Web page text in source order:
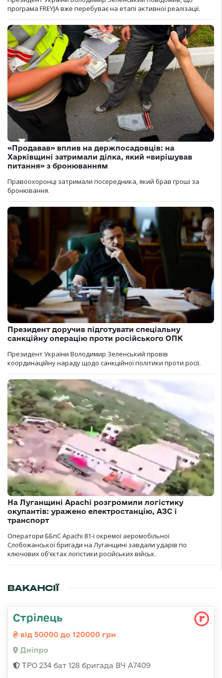
програма FREYJA вже перебуває на етапі активної реалізації.
«Продавав» вплив на держпосадовців: на
Харківщині затримали ділка, який «вирішував
питання» з бронюванням
Правоохоронці затримали посередника, який брав гроші за
бронювання.
Президент доручив підготувати спеціальну
санкційну операцію проти російського ОПК
Президент України Володимир Зеленський провів
координаційну нараду щодо санкційної політики проти росії.
На Луганщині Apachi розгромили логістику
окупантів: уражено електростанцію, АЗС і
транспорт
Оператори ББпС Apachi 81-ї окремої аеромобільної
Слобожанської бригади на Луганщині завдали ударів по
ключових об’єктах логістики російських військ.
ВАКАНСІЇ
Стрілець
від 50000 до 120000 грн
Дніпро
ТРО 234 бат 128 бригада ВЧ А7409